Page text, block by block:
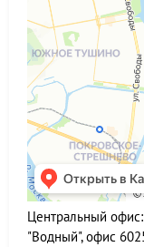
Центральный офис:
"Водный", офис